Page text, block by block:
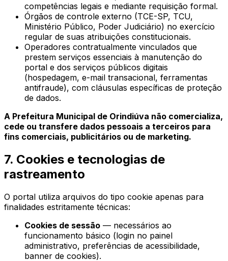
competências legais e mediante requisição formal.
Órgãos de controle externo (TCE-SP, TCU,
Ministério Público, Poder Judiciário) no exercício
regular de suas atribuições constitucionais.
Operadores contratualmente vinculados que
prestem serviços essenciais à manutenção do
portal e dos serviços públicos digitais
(hospedagem, e-mail transacional, ferramentas
antifraude), com cláusulas específicas de proteção
de dados.
A Prefeitura Municipal de Orindiúva não comercializa,
cede ou transfere dados pessoais a terceiros para
fins comerciais, publicitários ou de marketing.
7. Cookies e tecnologias de
rastreamento
O portal utiliza arquivos do tipo cookie apenas para
finalidades estritamente técnicas:
Cookies de sessão — necessários ao
funcionamento básico (login no painel
administrativo, preferências de acessibilidade,
banner de cookies).